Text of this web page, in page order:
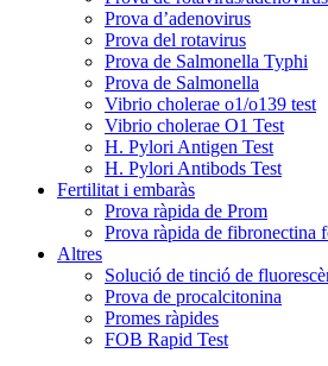
Prova d’adenovirus
Prova del rotavirus
Prova de Salmonella Typhi
Prova de Salmonella
Vibrio cholerae o1/o139 test
Vibrio cholerae O1 Test
H. Pylori Antigen Test
H. Pylori Antibods Test
Fertilitat i embaràs
Prova ràpida de Prom
Prova ràpida de fibronectina
Altres
Solució de tinció de
Prova de procalcitonina
Promes ràpides
FOB Rapid Test